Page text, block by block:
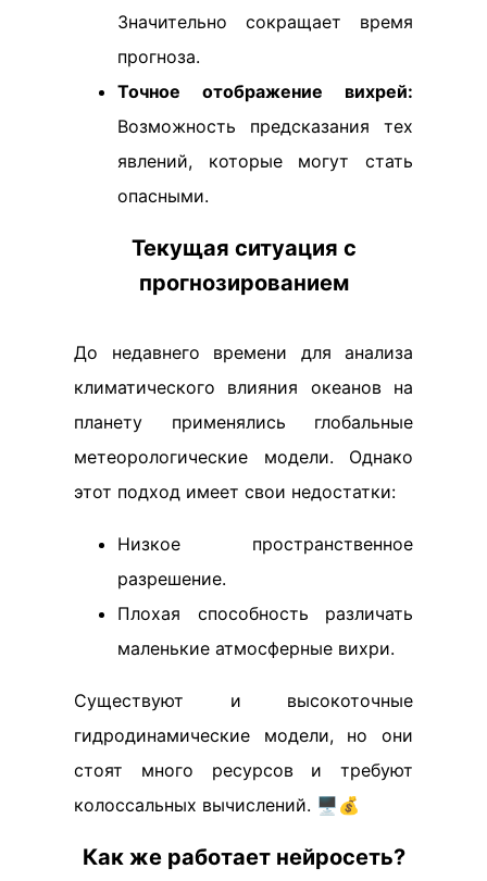
Значительно сокращает время
прогноза.
Точное отображение вихрей:
Возможность предсказания тех
явлений, которые могут стать
опасными.
Текущая ситуация с
прогнозированием
До недавнего времени для анализа
климатического влияния океанов на
планету применялись глобальные
метеорологические модели. Однако
этот подход имеет свои недостатки:
Низкое пространственное
разрешение.
Плохая способность различать
маленькие атмосферные вихри.
Существуют и высокоточные
гидродинамические модели, но они
стоят много ресурсов и требуют
колоссальных вычислений. 🖥️💰
Как же работает нейросеть?